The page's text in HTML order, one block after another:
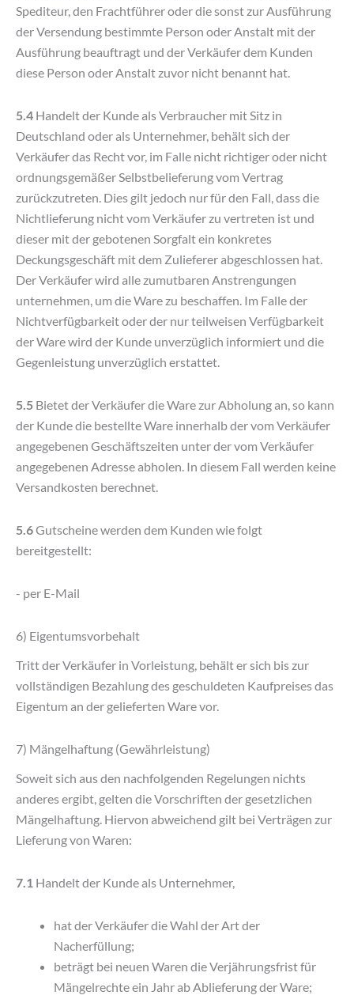
Spediteur, den Frachtführer oder die sonst zur Ausführung
der Versendung bestimmte Person oder Anstalt mit der
Ausführung beauftragt und der Verkäufer dem Kunden
diese Person oder Anstalt zuvor nicht benannt hat.
5.4 Handelt der Kunde als Verbraucher mit Sitz in
Deutschland oder als Unternehmer, behält sich der
Verkäufer das Recht vor, im Falle nicht richtiger oder nicht
ordnungsgemäßer Selbstbelieferung vom Vertrag
zurückzutreten. Dies gilt jedoch nur für den Fall, dass die
Nichtlieferung nicht vom Verkäufer zu vertreten ist und
dieser mit der gebotenen Sorgfalt ein konkretes
Deckungsgeschäft mit dem Zulieferer abgeschlossen hat.
Der Verkäufer wird alle zumutbaren Anstrengungen
unternehmen, um die Ware zu beschaffen. Im Falle der
Nichtverfügbarkeit oder der nur teilweisen Verfügbarkeit
der Ware wird der Kunde unverzüglich informiert und die
Gegenleistung unverzüglich erstattet.
5.5 Bietet der Verkäufer die Ware zur Abholung an, so kann
der Kunde die bestellte Ware innerhalb der vom Verkäufer
angegebenen Geschäftszeiten unter der vom Verkäufer
angegebenen Adresse abholen. In diesem Fall werden keine
Versandkosten berechnet.
5.6Gutscheine werden dem Kunden wie folgt
bereitgestellt:
- per E-Mail
6) Eigentumsvorbehalt
Tritt der Verkäufer in Vorleistung, behält er sich bis zur
vollständigen Bezahlung des geschuldeten Kaufpreises das
Eigentum an der gelieferten Ware vor.
7) Mängelhaftung (Gewährleistung)
Soweit sich aus den nachfolgenden Regelungen nichts
anderes ergibt, gelten die Vorschriften der gesetzlichen
Mängelhaftung. Hiervon abweichend gilt bei Verträgen zur
Lieferung von Waren:
7.1 Handelt der Kunde als Unternehmer,
hat der Verkäufer die Wahl der Art der
Nacherfüllung;
beträgt bei neuen Waren die Verjährungsfrist für
Mängelrechte ein Jahr ab Ablieferung der Ware;